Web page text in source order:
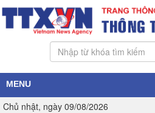
MENU
Chủ nhật, ngày 09/08/2026